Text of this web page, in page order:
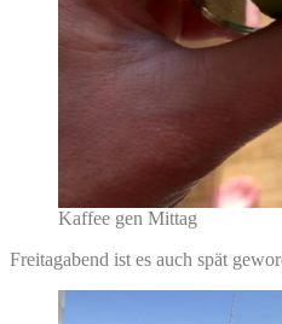
Kaffee gen Mittag
Freitagabend ist es auch spät